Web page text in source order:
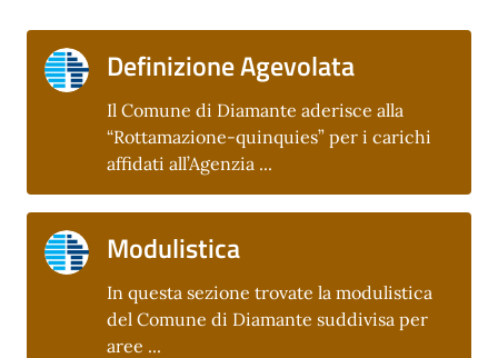
Definizione Agevolata
Il Comune di Diamante aderisce alla
“Rottamazione-quinquies” per i carichi
affidati all’Agenzia ...
Modulistica
In questa sezione trovate la modulistica
del Comune di Diamante suddivisa per
aree ...